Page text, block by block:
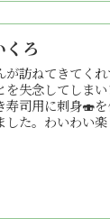
ろ
が訪ねてきてく
を失念してしま
寿司用に刺身🍣
した。わいわい